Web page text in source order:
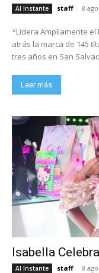
Al Instante staff - 8
*Lidera Ampliamente el Medallero. La
atrás la marca de 145
tres años en San
Leer más
Isabella
Al Instante staff - 8